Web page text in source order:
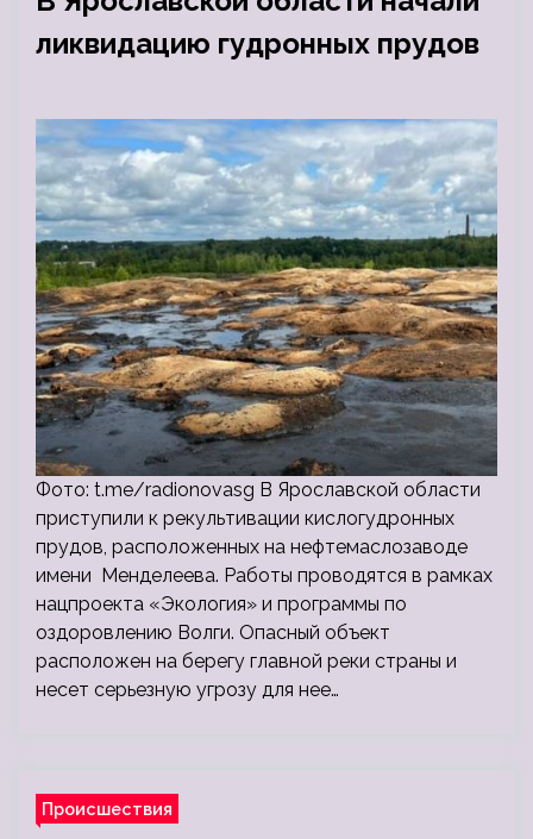
ликвидацию гудронных прудов
Фото: t.me/radionovasg В Ярославской области
приступили к рекультивации кислогудронных
прудов, расположенных на нефтемаслозаводе
имени Менделеева. Работы проводятся в рамках
нацпроекта «Экология» и программы по
оздоровлению Волги. Опасный объект
расположен на берегу главной реки страны и
несет серьезную угрозу для нее…
Происшествия